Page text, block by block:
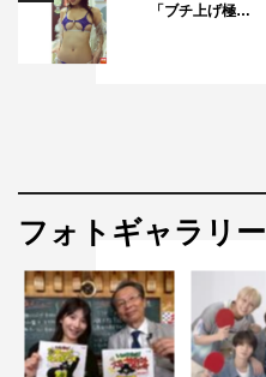
「ブチ上げ極…
フォトギャラリー